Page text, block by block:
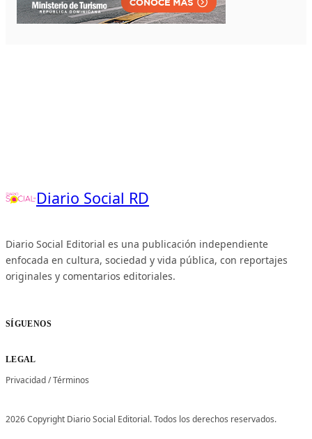
Diario Social RD
Diario Social Editorial es una publicación independiente
enfocada en cultura, sociedad y vida pública, con reportajes
originales y comentarios editoriales.
SÍGUENOS
LEGAL
Privacidad/Términos
2026 Copyright Diario Social Editorial. Todos los derechos reservados.